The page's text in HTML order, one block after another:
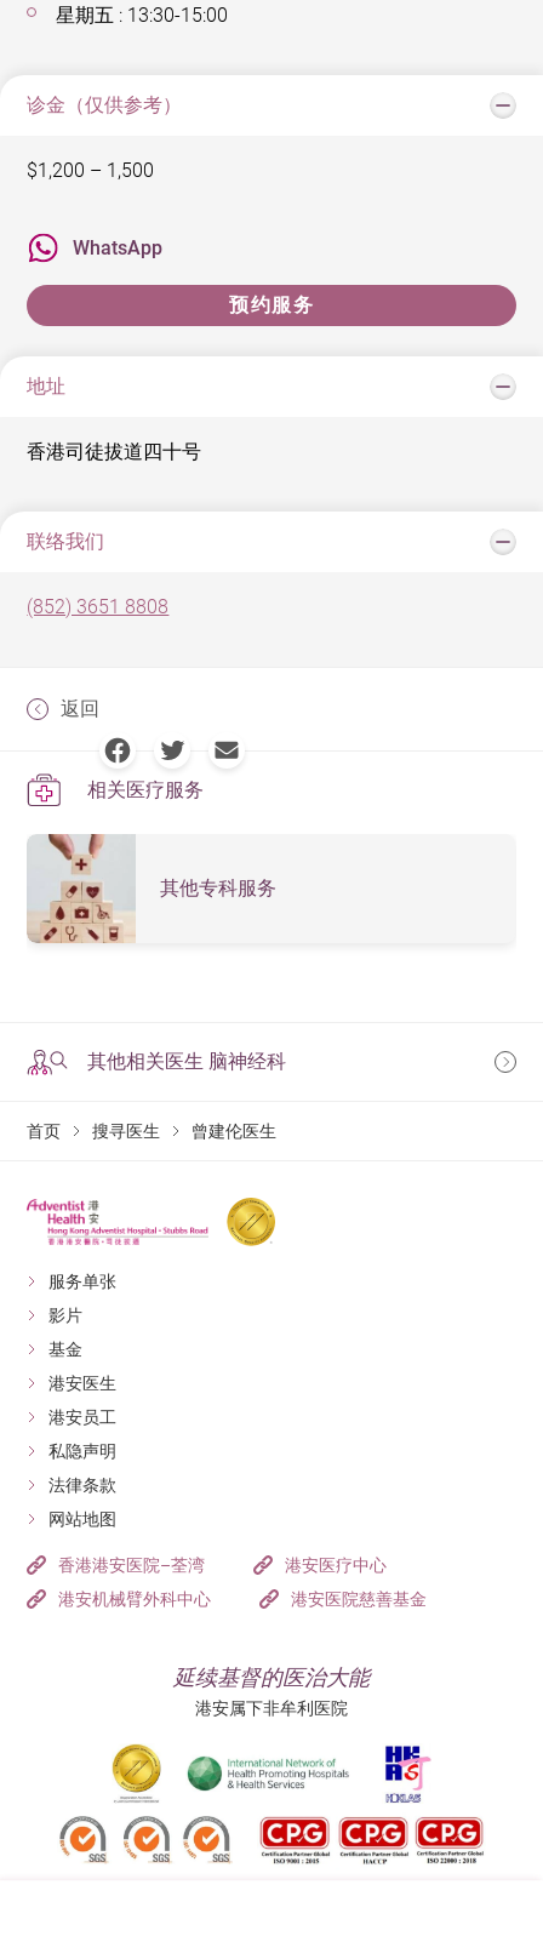
星期五 : 13:30-15:00
诊金（仅供参考）
$1,200 – 1,500
WhatsApp
预约服务
地址
香港司徒拔道四十号
联络我们
(852) 3651 8808
返回
相关医疗服务
其他专科服务
其他相关医生 脑神经科
首页 搜寻医生 曾建伦医生
服务单张
影片
基金
港安医生
港安员工
私隐声明
法律条款
网站地图
香港港安医院–荃湾
港安医疗中心
港安机械臂外科中心
港安医院慈善基金
延续基督的医治大能
港安属下非牟利医院